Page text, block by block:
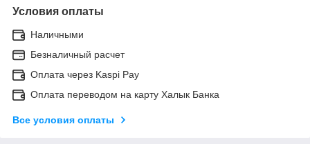
Условия оплаты
Наличными
Безналичный расчет
Оплата через Kaspi Pay
Оплата переводом на карту Халык Банка
Все условия оплаты